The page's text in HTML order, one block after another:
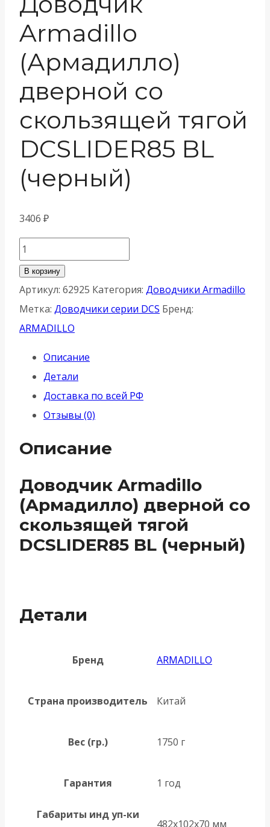
Armadillo
(Армадилло)
дверной со
скользящей тягой
DCSLIDER85 BL
(черный)
3406 ₽
Количество
товара
Доводчик
Armadillo
(Армадилло)
скользящей
тягой
DCSLIDER85
BL
В корзину
Артикул: 62925 Категория: Доводчики Armadillo
Метка: Доводчики серии DCS Бренд:
ARMADILLO
Описание
Детали
Доставка по всей РФ
Отзывы (0)
Описание
Доводчик Armadillo
(Армадилло) дверной со
скользящей тягой
DCSLIDER85 BL (черный)
Детали
Бренд ARMADILLO
Страна производитель Китай
Вес (гр.) 1750 г
Гарантия 1 год
Габариты инд уп-ки
482x102x70 мм